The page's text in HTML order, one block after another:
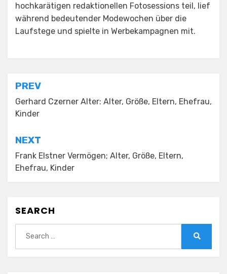
hochkarätigen redaktionellen Fotosessions teil, lief
während bedeutender Modewochen über die
Laufstege und spielte in Werbekampagnen mit.
Post
navigation
PREV
Gerhard Czerner Alter: Alter, Größe, Eltern, Ehefrau,
Kinder
NEXT
Frank Elstner Vermögen; Alter, Größe, Eltern,
Ehefrau, Kinder
SEARCH
for: